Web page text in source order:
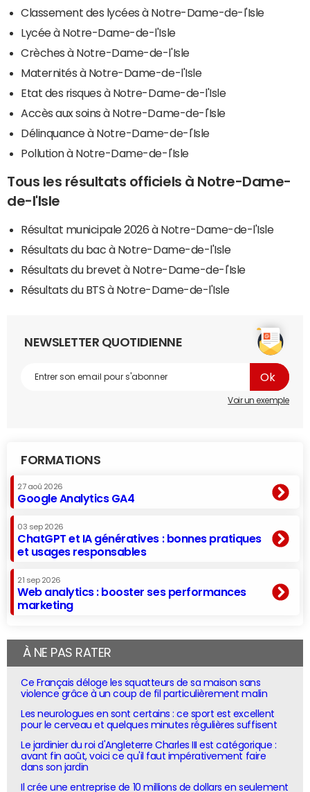
Classement des lycées à Notre-Dame-de-l'Isle
Lycée à Notre-Dame-de-l'Isle
Crèches à Notre-Dame-de-l'Isle
Maternités à Notre-Dame-de-l'Isle
Etat des risques à Notre-Dame-de-l'Isle
Accès aux soins à Notre-Dame-de-l'Isle
Délinquance à Notre-Dame-de-l'Isle
Pollution à Notre-Dame-de-l'Isle
Tous les résultats officiels à Notre-Dame-
de-l'Isle
Résultat municipale 2026 à Notre-Dame-de-l'Isle
Résultats du bac à Notre-Dame-de-l'Isle
Résultats du brevet à Notre-Dame-de-l'Isle
Résultats du BTS à Notre-Dame-de-l'Isle
NEWSLETTER QUOTIDIENNE
Voir un exemple
FORMATIONS
27 aoû 2026
Google Analytics GA4
03 sep 2026
ChatGPT et IA génératives : bonnes pratiques
et usages responsables
21 sep 2026
Web analytics : booster ses performances
marketing
À NE PAS RATER
Ce Français déloge les squatteurs de sa maison sans
violence grâce à un coup de fil particulièrement malin
Les neurologues en sont certains : ce sport est excellent
pour le cerveau et quelques minutes régulières suffisent
Le jardinier du roi d'Angleterre Charles III est catégorique :
avant fin août, voici ce qu'il faut impérativement faire
dans son jardin
Il crée une entreprise de 10 millions de dollars en seulement